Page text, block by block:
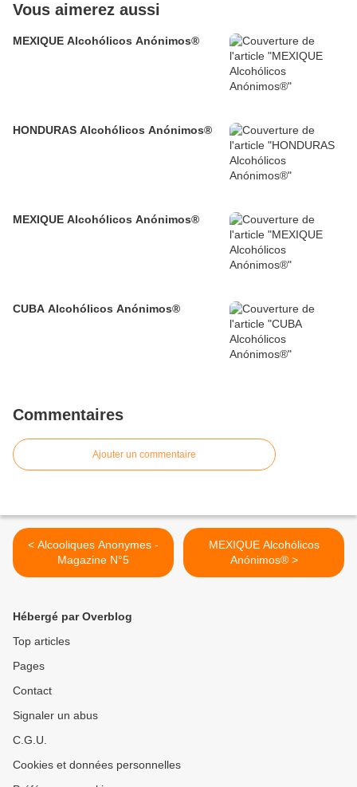
Vous aimerez aussi
MEXIQUE Alcohólicos Anónimos®
HONDURAS Alcohólicos Anónimos®
MEXIQUE Alcohólicos Anónimos®
CUBA Alcohólicos Anónimos®
Commentaires
Ajouter un commentaire
< Alcooliques Anonymes -
Magazine N°5
MEXIQUE Alcohólicos
Anónimos® >
Hébergé par Overblog
Top articles
Pages
Contact
Signaler un abus
C.G.U.
Cookies et données personnelles